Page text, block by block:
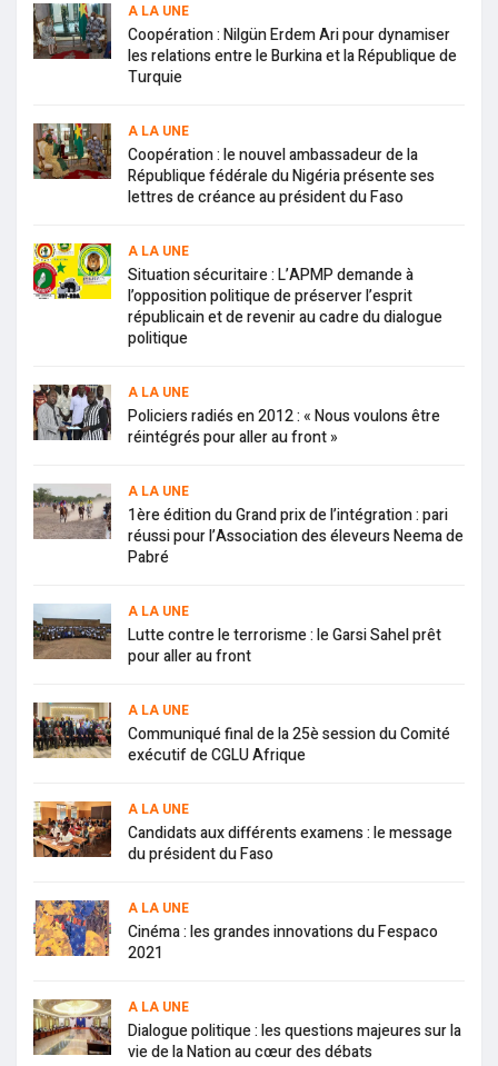
A LA UNE
Coopération : Nilgün Erdem Ari pour dynamiser
les relations entre le Burkina et la République de
Turquie
A LA UNE
Coopération : le nouvel ambassadeur de la
République fédérale du Nigéria présente ses
lettres de créance au président du Faso
A LA UNE
Situation sécuritaire : L’APMP demande à
l’opposition politique de préserver l’esprit
républicain et de revenir au cadre du dialogue
politique
A LA UNE
Policiers radiés en 2012 : « Nous voulons être
réintégrés pour aller au front »
A LA UNE
1ère édition du Grand prix de l’intégration : pari
réussi pour l’Association des éleveurs Neema de
Pabré
A LA UNE
Lutte contre le terrorisme : le Garsi Sahel prêt
pour aller au front
A LA UNE
Communiqué final de la 25è session du Comité
exécutif de CGLU Afrique
A LA UNE
Candidats aux différents examens : le message
du président du Faso
A LA UNE
Cinéma : les grandes innovations du Fespaco
2021
A LA UNE
Dialogue politique : les questions majeures sur la
vie de la Nation au cœur des débats